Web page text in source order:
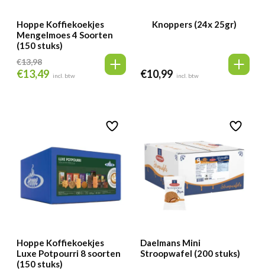
Hoppe Koffiekoekjes
Mengelmoes 4 Soorten
(150 stuks)
€13,98
Oorspronkelijke
€13,49 Huidige
incl. btw
Knoppers (24x 25gr)
€10,99 incl. btw
Hoppe Koffiekoekjes
Luxe Potpourri 8 soorten
(150 stuks)
Daelmans Mini
Stroopwafel (200 stuks)